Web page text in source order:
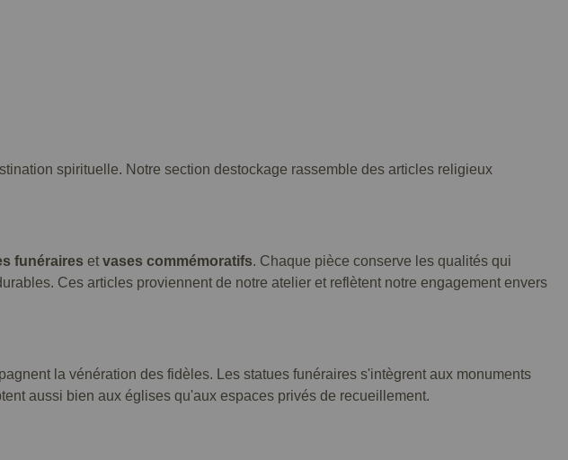
spirituelle. Notre section destockage rassemble des articles religieux
funéraires et vases commémoratifs. Chaque pièce conserve les qualités qui
Ces articles proviennent de notre atelier et reflètent notre engagement envers
la vénération des fidèles. Les statues funéraires s'intègrent aux monuments
aussi bien aux églises qu'aux espaces privés de recueillement.